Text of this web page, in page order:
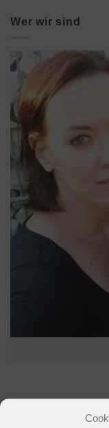
Wer wir sind
ich Vegetarierin.